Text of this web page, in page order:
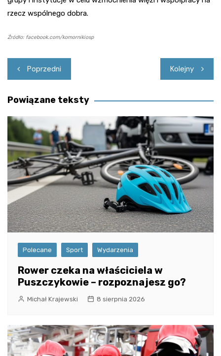
rzecz wspólnego dobra.
Źródło: facebook.com/komornikiosp
Nawigacja
wpisu
Poprzedni Kolejny
Powiązane teksty
Polecane Sport Wydarzenia
Rower czeka na właściciela w
Puszczykowie – rozpoznajesz go?
Michał Krajewski 8 sierpnia 2026